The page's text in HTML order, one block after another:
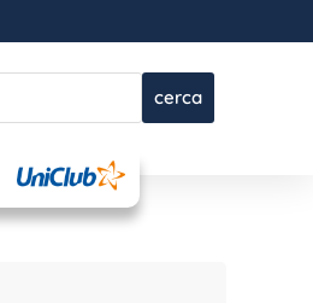
cerca